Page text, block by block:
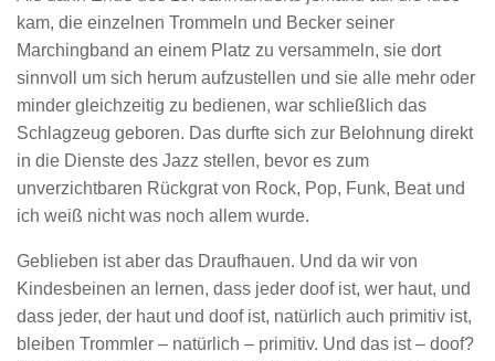
kam, die einzelnen Trommeln und Becker seiner
Marchingband an einem Platz zu versammeln, sie dort
sinnvoll um sich herum aufzustellen und sie alle mehr oder
minder gleichzeitig zu bedienen, war schließlich das
Schlagzeug geboren. Das durfte sich zur Belohnung direkt
in die Dienste des Jazz stellen, bevor es zum
unverzichtbaren Rückgrat von Rock, Pop, Funk, Beat und
ich weiß nicht was noch allem wurde.
Geblieben ist aber das Draufhauen. Und da wir von
Kindesbeinen an lernen, dass jeder doof ist, wer haut, und
dass jeder, der haut und doof ist, natürlich auch primitiv ist,
bleiben Trommler – natürlich – primitiv. Und das ist – doof?